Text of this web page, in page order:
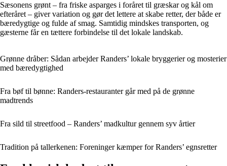
Sæsonens grønt – fra friske asparges i foråret til græskar og kål om
efteråret – giver variation og gør det lettere at skabe retter, der både er
bæredygtige og fulde af smag. Samtidig mindskes transporten, og
gæsterne får en tættere forbindelse til det lokale landskab.
Grønne dråber: Sådan arbejder Randers’ lokale bryggerier og mosterier
med bæredygtighed
Fra bøf til bønne: Randers-restauranter går med på de grønne
madtrends
Fra sild til streetfood – Randers’ madkultur gennem syv årtier
Tradition på tallerkenen: Foreninger kæmper for Randers’ egnsretter